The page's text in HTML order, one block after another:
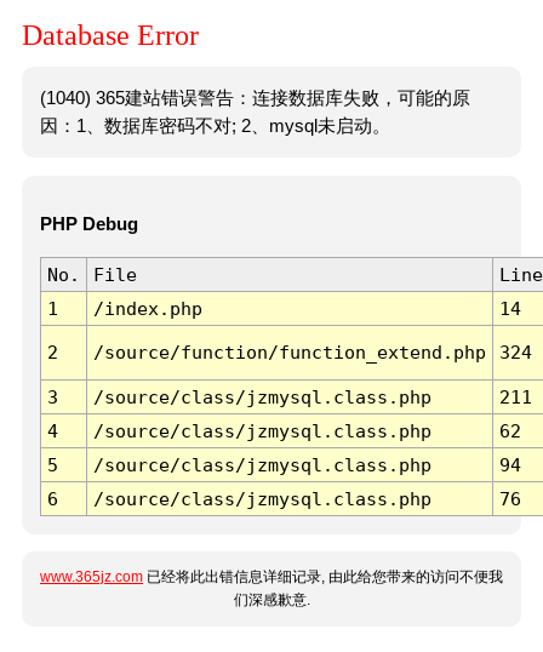
Database Error
(1040) 365建站错误警告：连接数据库失败，可能的原
因：1、数据库密码不对; 2、mysql未启动。
PHP Debug
No. File
Line
1
/index.php 14
2 /source/function/function_extend.php 324
3 /source/class/jzmysql.class.php
211
4
/source/class/jzmysql.class.php
62
5
/source/class/jzmysql.class.php
94
6
/source/class/jzmysql.class.php 76
www.365jz.com 已经将此出错信息详细记录, 由此给您带来的访问不便我
们深感歉意.